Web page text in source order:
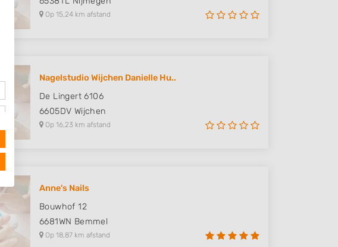
Op 15,24 km afstand
Nagelstudio Wijchen Danielle Hu..
De Lingert 6106
6605DV Wijchen
Op 16,23 km afstand
Anne's Nails
Bouwhof 12
6681WN Bemmel
Op 18,87 km afstand